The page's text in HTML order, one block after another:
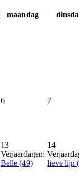
maandag
6 7
13
Verjaardagen:
Belle (49)
14
lieve lijn